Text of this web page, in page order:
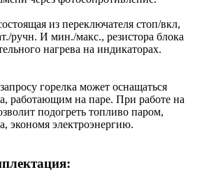
из переключателя стоп/вкл,
ручн. И мин./макс., резистора блока
нагрева на индикаторах.
горелка может оснащаться
работающим на паре. При работе на
подогреть топливо паром,
экономя электроэнергию.